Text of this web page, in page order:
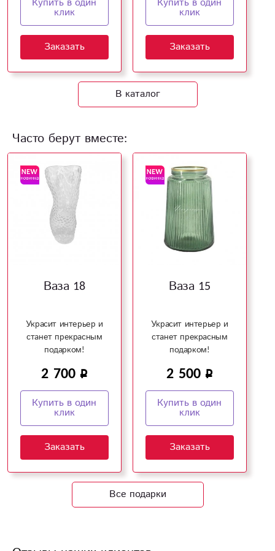
клик
Заказать
клик
Заказать
В каталог
Часто берут вместе:
Ваза 18
Украсит интерьер и
станет прекрасным
подарком!
2 700
Купить в один
клик
Заказать
Ваза 15
Украсит интерьер и
станет прекрасным
подарком!
2 500
Купить в один
клик
Заказать
Все подарки